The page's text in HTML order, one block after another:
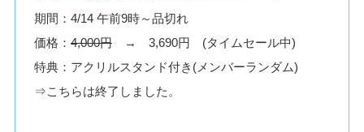
期間：4/14 午前9時～品切れ
価格： 4,000円 → 3,690円 (タイムセール中)
特典：アクリルスタンド付き(メンバーランダム)
⇒こちらは終了しました。